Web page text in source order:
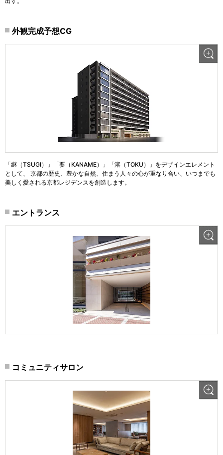
外観完成予想CG
「継（TSUGI）」「要（KANAME）」「溶（TOKU）」をデザインエレメント
として、 京都の歴史、豊かな自然、住まう人々の心が重なり合い、いつまでも
美しく愛される京都レジデンスを創造します。
エントランス
コミュニティサロン